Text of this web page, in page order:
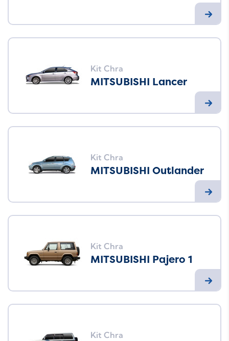
Kit Chra
MITSUBISHI Lancer
Kit Chra
MITSUBISHI Outlander
Kit Chra
MITSUBISHI Pajero 1
Kit Chra